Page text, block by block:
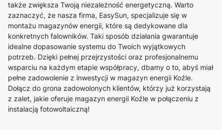
także zwiększa Twoją niezależność energetyczną. Warto
zaznaczyć, że nasza firma, EasySun, specjalizuje się w
montażu magazynów energii, które są dedykowane dla
konkretnych falowników. Taki sposób działania gwarantuje
idealne dopasowanie systemu do Twoich wyjątkowych
potrzeb. Dzięki pełnej przejrzystości oraz profesjonalnemu
wsparciu na każdym etapie współpracy, dbamy o to, abyś miał
pełne zadowolenie z inwestycji w magazyn energii Koźle.
Dołącz do grona zadowolonych klientów, którzy już korzystają
z zalet, jakie oferuje magazyn energii Koźle w połączeniu z
instalacją fotowoltaiczną!